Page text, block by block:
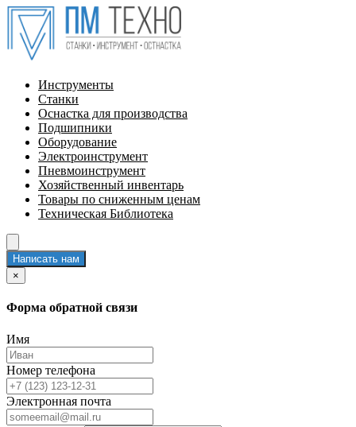
Инструменты
Станки
Оснастка для производства
Подшипники
Оборудование
Электроинструмент
Пневмоинструмент
Хозяйственный инвентарь
Товары по сниженным ценам
Техническая Библиотека
Написать нам
×
Форма обратной связи
Имя
Номер телефона
Электронная почта